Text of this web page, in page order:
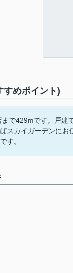
めポイント)
で429mです。戸
スカイガーデンに
す。